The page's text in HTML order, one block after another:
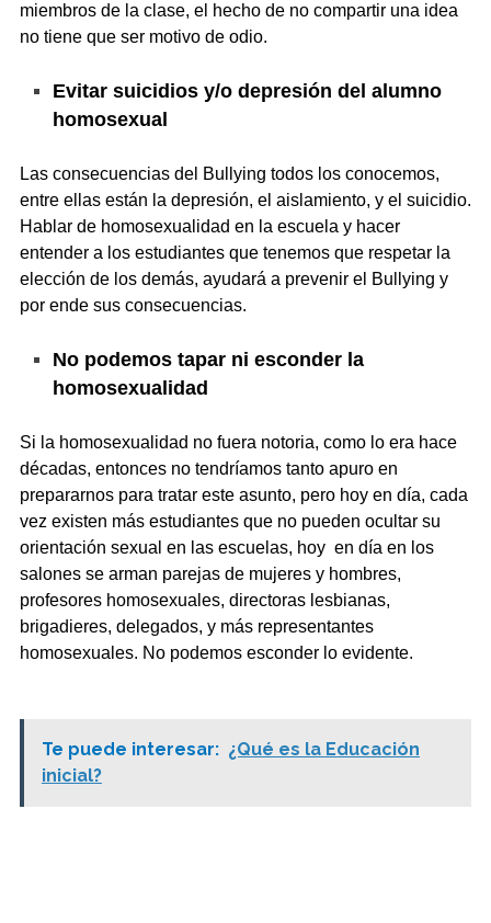
miembros de la clase, el hecho de no compartir una idea
no tiene que ser motivo de odio.
Evitar suicidios y/o depresión del alumno
homosexual
Las consecuencias del Bullying todos los conocemos,
entre ellas están la depresión, el aislamiento, y el suicidio.
Hablar de homosexualidad en la escuela y hacer
entender a los estudiantes que tenemos que respetar la
elección de los demás, ayudará a prevenir el Bullying y
por ende sus consecuencias.
No podemos tapar ni esconder la
homosexualidad
Si la homosexualidad no fuera notoria, como lo era hace
décadas, entonces no tendríamos tanto apuro en
prepararnos para tratar este asunto, pero hoy en día, cada
vez existen más estudiantes que no pueden ocultar su
orientación sexual en las escuelas, hoy en día en los
salones se arman parejas de mujeres y hombres,
profesores homosexuales, directoras lesbianas,
brigadieres, delegados, y más representantes
homosexuales. No podemos esconder lo evidente.
Te puede interesar: ¿Qué es la Educación
inicial?